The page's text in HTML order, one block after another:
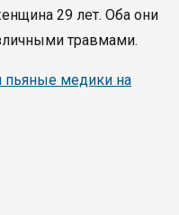
29 лет. Оба они
травмами.
пьяные медики на